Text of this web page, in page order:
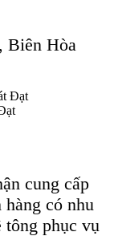
Biên Hòa
cung cấp
có nhu
tông phục vụ